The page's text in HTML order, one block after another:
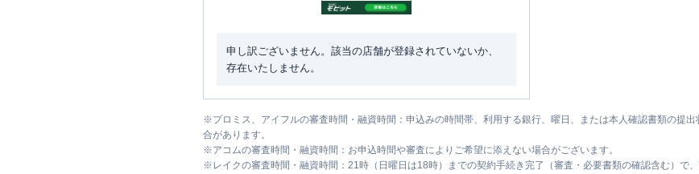
申し訳ございません。該当の店舗が登録されていないか、
存在いたしません。
※プロミス、アイフルの審査時間・融資時間：申込みの時間帯、利用する銀行、曜日、または本人確認書類の提
合があります。
※アコムの審査時間・融資時間：お申込時間や審査によりご希望に添えない場合がございます。
※ レイクの審査時間・融資時間：21時（日曜日は18時）までの契約手続き完了（審査・必要書類の確認含む）で